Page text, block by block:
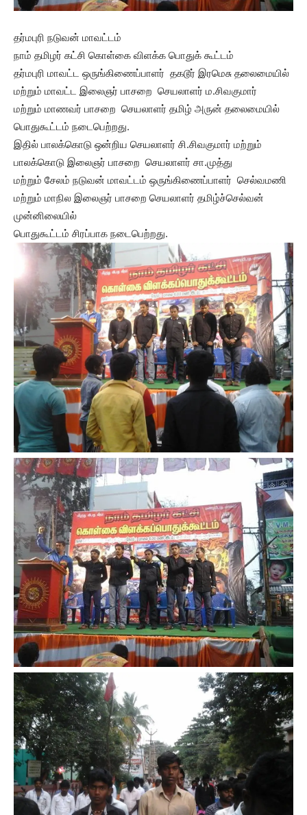
தர்மபுரி நடுவன் மாவட்டம்
நாம் தமிழர் கட்சி கொள்கை விளக்க பொதுக் கூட்டம்
தர்மபுரி மாவட்ட ஒருங்கிணைப்பாளர் தகடூர் இரமெசு தலைமையில்
மற்றும் மாவட்ட இலைஞர் பாசறை செயலாளர் ம.சிவகுமார்
மற்றும் மாணவர் பாசறை செயலாளர் தமிழ் அருன் தலைமையில்
பொதுகூட்டம் நடைபெற்றது.
இதில் பாலக்கொடு ஒன்றிய செயலாளர் சி.சிவகுமார் மற்றும்
பாலக்கொடு இலைஞர் பாசறை செயலாளர் சா.முத்து
மற்றும் சேலம் நடுவன் மாவட்டம் ஒருங்கிணைப்பாளர் செல்வமணி
மற்றும் மாநில இலைஞர் பாசறை செயலாளர் தமிழ்ச்செல்வன்
முன்னிலையில்
பொதுகூட்டம் சிரப்பாக நடைபெற்றது.